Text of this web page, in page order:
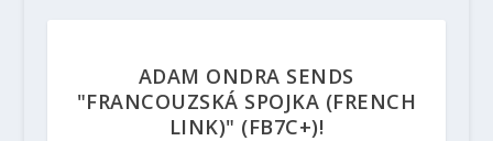
ADAM ONDRA SENDS
"FRANCOUZSKÁ SPOJKA (FRENCH
LINK)" (FB7C+)!